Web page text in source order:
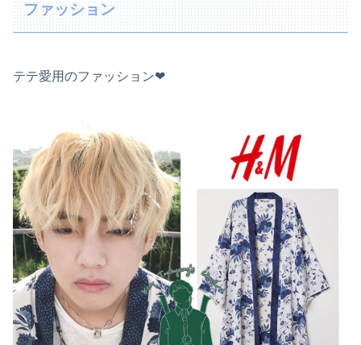
ファッション
テテ愛用のファッション❤︎